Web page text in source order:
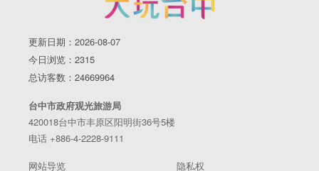
更新日期：2026-08-07
今日浏览：2315
总访客数：24669964
台中市政府观光旅游局
420018台中市丰原区阳明街36号5楼
电话 +886-4-2228-9111
网站导览 隐私权